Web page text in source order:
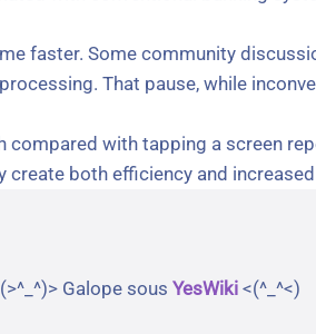
(>^_^)> Galope sous YesWiki <(^_^<)